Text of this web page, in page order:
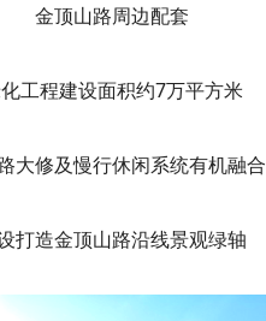
金顶山路周边配套
工程建设面积约7万平方米
大修及慢行休闲系统有机融合
打造金顶山路沿线景观绿轴